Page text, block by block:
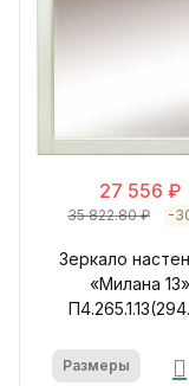
27 556 ₽
35 822.80 ₽ -
Зеркало
«Милана 13»
Размеры